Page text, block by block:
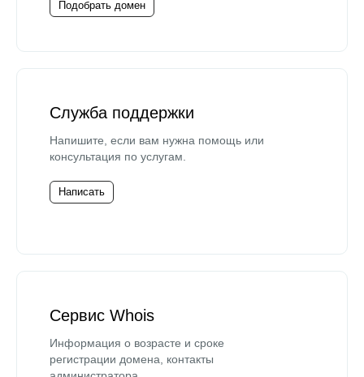
Подобрать домен
Служба поддержки
Напишите, если вам нужна помощь или
консультация по услугам.
Написать
Сервис Whois
Информация о возрасте и сроке
регистрации домена, контакты